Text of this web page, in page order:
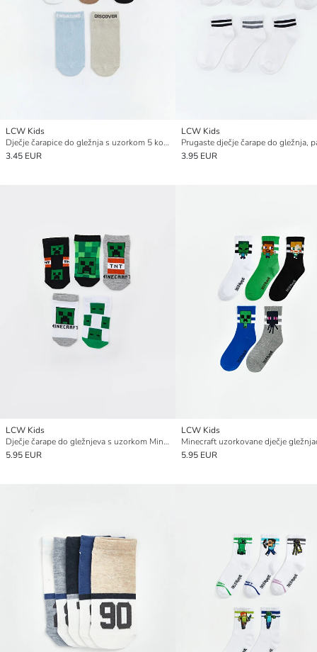
LCW Kids
Dječje čarapice do gležnja s uzorkom 5 kom
3.45 EUR
LCW Kids
3.95 EUR
LCW Kids
Dječje čarape do gležnjeva s uzorkom Minecrafta, pakiranje od 5
5.95 EUR
LCW Kids
5.95 EUR